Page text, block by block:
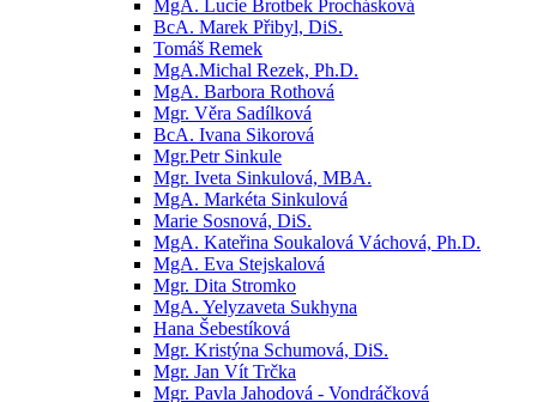
MgA. Lucie Brotbek Prochásková
BcA. Marek Přibyl, DiS.
Tomáš Remek
MgA.Michal Rezek, Ph.D.
MgA. Barbora Rothová
Mgr. Věra Sadílková
BcA. Ivana Sikorová
Mgr.Petr Sinkule
Mgr. Iveta Sinkulová, MBA.
MgA. Markéta Sinkulová
Marie Sosnová, DiS.
MgA. Kateřina Soukalová Váchová, Ph.D.
MgA. Eva Stejskalová
Mgr. Dita Stromko
MgA. Yelyzaveta Sukhyna
Hana Šebestíková
Mgr. Kristýna Schumová, DiS.
Mgr. Jan Vít Trčka
Mgr. Pavla Jahodová - Vondráčková